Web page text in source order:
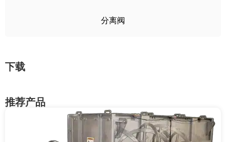
分离阀
下载
推荐产品